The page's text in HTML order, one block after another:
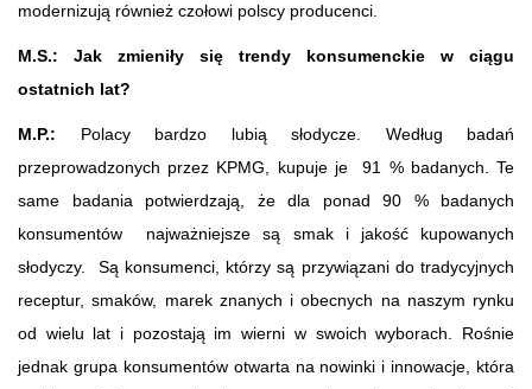
modernizują również czołowi polscy producenci.
M.S.: Jak zmieniły się trendy konsumenckie w ciągu
ostatnich lat?
M.P.: Polacy bardzo lubią słodycze. Według badań
przeprowadzonych przez KPMG, kupuje je 91 % badanych. Te
same badania potwierdzają, że dla ponad 90 % badanych
konsumentów najważniejsze są smak i jakość kupowanych
słodyczy. Są konsumenci, którzy są przywiązani do tradycyjnych
receptur, smaków, marek znanych i obecnych na naszym rynku
od wielu lat i pozostają im wierni w swoich wyborach. Rośnie
jednak grupa konsumentów otwarta na nowinki i innowacje, która